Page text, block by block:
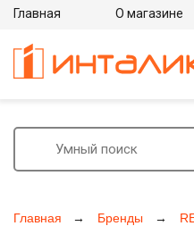
Главная Бренды
Главная О магазине